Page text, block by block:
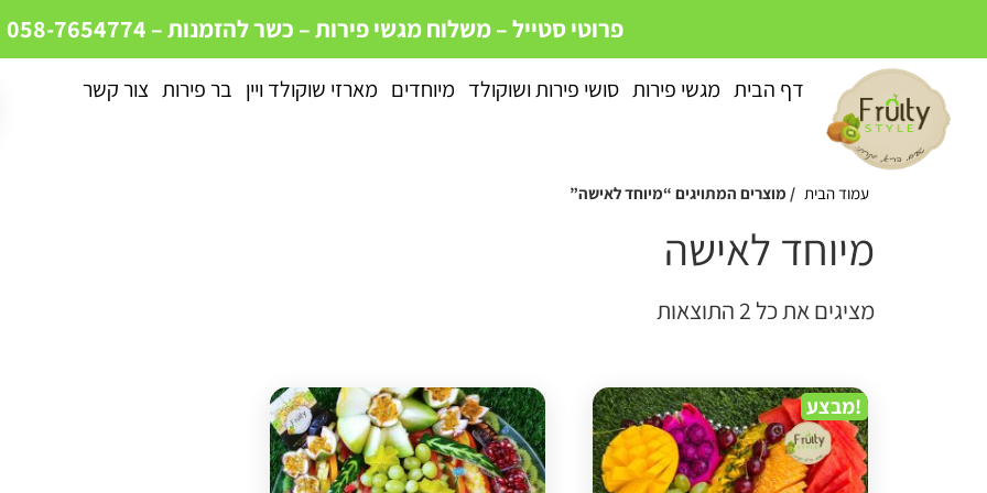
פרוטי סטייל – משלוח מגשי פירות – כשרלהזמנות – 058-7654774
דף הבית מגשי פירות סושי פירות ושוקולד מיוחדים מארזי שוקולד ויין בר פירות צור קשר
עמוד הבית / מוצרים המתויגים “מיוחד לאישה”
מיוחד לאישה
מציגים את כל ⁦2⁩ התוצאות
מבצע!